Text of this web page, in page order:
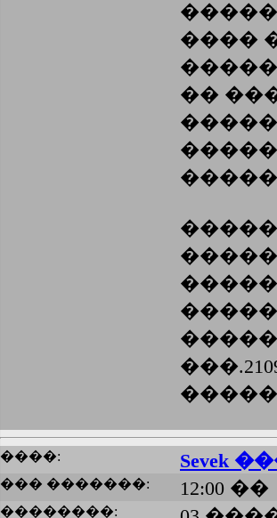
����
��
����: Sevek
��� �������: 12:00 ��
��������: